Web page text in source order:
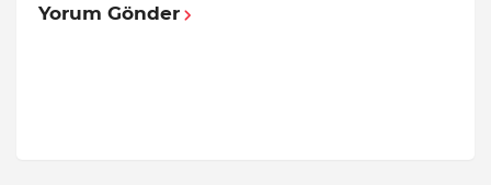
Yorum Gönder